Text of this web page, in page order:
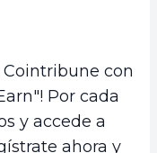
con
Por cada
y accede a
ahora y